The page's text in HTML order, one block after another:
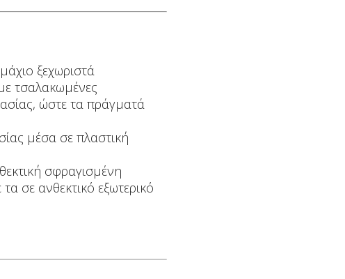
ξεχωριστά
τσαλακωμένες
ώστε τα πράγματά
μέσα σε πλαστική
σφραγισμένη
σε ανθεκτικό εξωτερικό